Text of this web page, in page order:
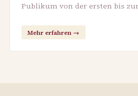
Publikum von der ersten bis
Mehr erfahren →